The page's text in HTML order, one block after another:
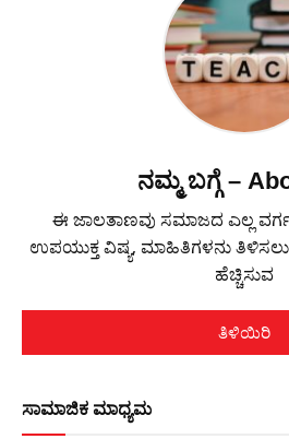
ನಮ್ಮ ಬಗ್ಗೆ –
ಈ ಜಾಲತಾಣವು ಸಮಾಜದ ಎಲ್ಲ
ಉಪಯುಕ್ತ ವಿಷ್ಯ, ಮಾಹಿತಿಗಳನು ತಿಳಿಸಲು
ಹೆಚ್ಚಿಸುವ
ತಿಳಿಯಿರಿ
ಸಾಮಾಜಿಕ ಮಾಧ್ಯಮ